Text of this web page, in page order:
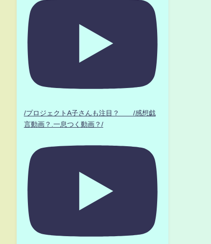
/プロジェクトA子さんも注目？ /感想戯
言動画？.一息つく動画？/